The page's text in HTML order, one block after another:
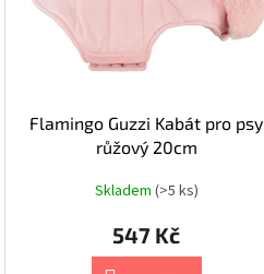
Flamingo Guzzi Kabát pro psy
růžový 20cm
Skladem (>5 ks)
547 Kč